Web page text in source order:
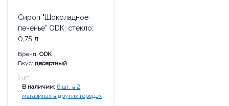
Сироп "Шоколадное
печенье" ODK; стекло;
0,75 л
Бренд: ODK
Вкус: десертный
888.30
1 шт.
В наличии: 6 шт. в 2
магазинах в других городах